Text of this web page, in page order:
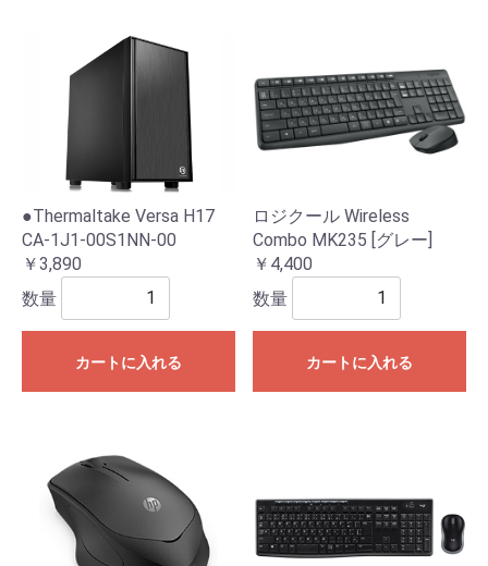
●Thermaltake Versa H17
CA-1J1-00S1NN-00
￥3,890
数量
カートに入れる
ロジクール Wireless
Combo MK235 [グレー]
￥4,400
数量
カートに入れる